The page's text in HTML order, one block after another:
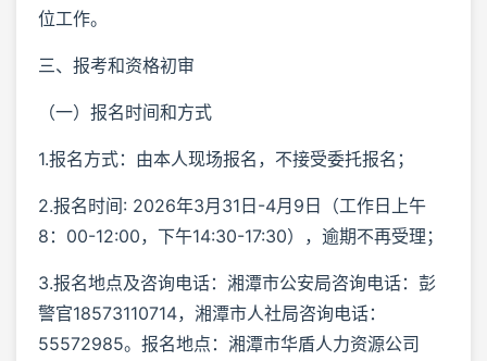
位工作。
三、报考和资格初审
（一）报名时间和方式
1.报名方式：由本人现场报名，不接受委托报名；
2.报名时间: 2026年3月31日-4月9日（工作日上午
8：00-12:00，下午14:30-17:30），逾期不再受理；
3.报名地点及咨询电话：湘潭市公安局咨询电话：彭
警官18573110714，湘潭市人社局咨询电话：
55572985。报名地点：湘潭市华盾人力资源公司